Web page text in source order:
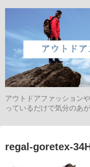
アウトドアファッション
っているだけで気分のあ
regal-goretex-